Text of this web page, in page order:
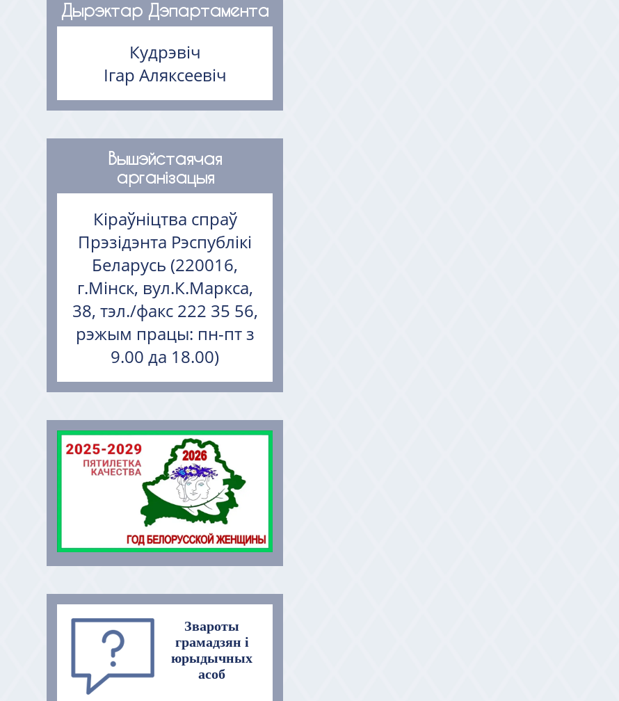
Дырэктар Дэпартамента
Кудрэвіч
Ігар Аляксеевіч
Вышэйстаячая
арганізацыя
Кіраўніцтва спраў
Прэзідэнта Рэспублікі
Беларусь (220016,
г.Мінск, вул.К.Маркса,
38, тэл./факс 222 35 56,
рэжым працы: пн-пт з
9.00 да 18.00)
Звароты
грамадзян і
юрыдычных
асоб